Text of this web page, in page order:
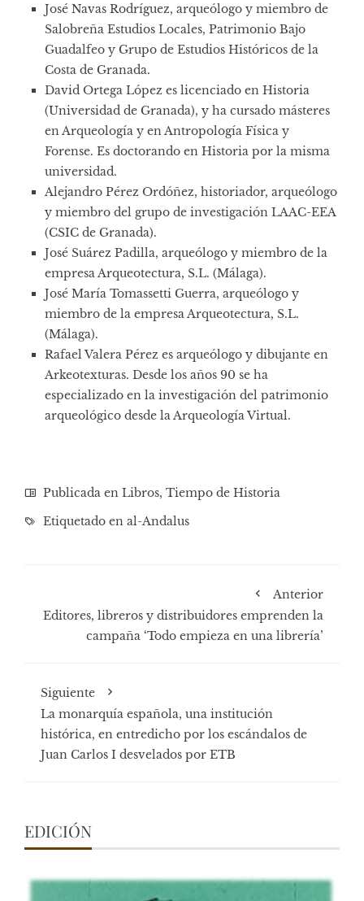
José Navas Rodríguez, arqueólogo y miembro de
Salobreña Estudios Locales, Patrimonio Bajo
Guadalfeo y Grupo de Estudios Históricos de la
Costa de Granada.
David Ortega López es licenciado en Historia
(Universidad de Granada), y ha cursado másteres
en Arqueología y en Antropología Física y
Forense. Es doctorando en Historia por la misma
universidad.
Alejandro Pérez Ordóñez, historiador, arqueólogo
y miembro del grupo de investigación LAAC-EEA
(CSIC de Granada).
José Suárez Padilla, arqueólogo y miembro de la
empresa Arqueotectura, S.L. (Málaga).
José María Tomassetti Guerra, arqueólogo y
miembro de la empresa Arqueotectura, S.L.
(Málaga).
Rafael Valera Pérez es arqueólogo y dibujante en
Arkeotexturas. Desde los años 90 se ha
especializado en la investigación del patrimonio
arqueológico desde la Arqueología Virtual.
Publicada en Libros, Tiempo de Historia
Etiquetado en al-Andalus
Anterior
Editores, libreros y distribuidores emprenden la
campaña ‘Todo empieza en una librería’
Siguiente
La monarquía española, una institución
histórica, en entredicho por los escándalos de
Juan Carlos I desvelados por ETB
EDICIÓN